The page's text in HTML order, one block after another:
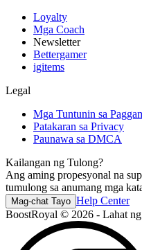
Loyalty
Mga Coach
Newsletter
Bettergamer
igitems
Legal
Mga Tuntunin sa
Patakaran sa Privacy
Paunawa sa DMCA
Kailangan ng Tulong?
Ang aming propesyonal na
tumulong sa anumang mga
Mag-chat Tayo Help Center
BoostRoyal © 2026 - Lahat ng